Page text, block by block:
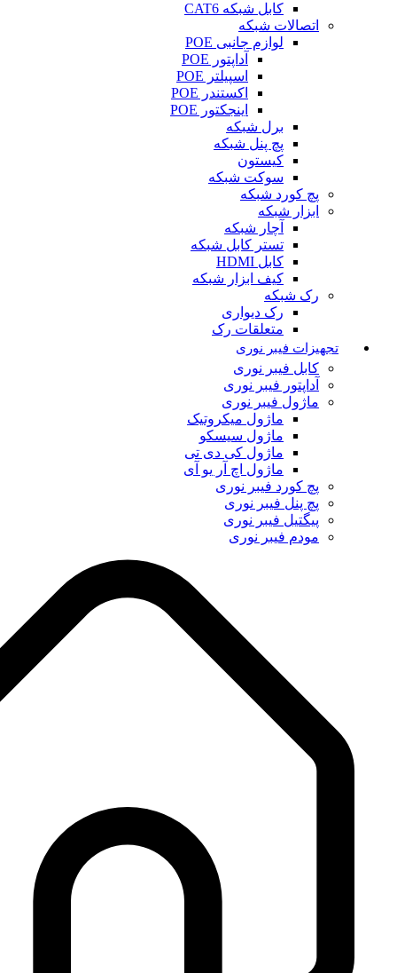
کابل شبکه CAT6
اتصالات شبکه
لوازم جانبی POE
آداپتور POE
اسپیلتر POE
اکستندر POE
اینجکتور POE
برل شبکه
پچ پنل شبکه
کیستون
سوکت شبکه
پچ کورد شبکه
ابزار شبکه
آچار شبکه
تستر کابل شبکه
کابل HDMI
کیف ابزار شبکه
رک شبکه
رک دیواری
متعلقات رک
تجهیزات فیبر نوری
کابل فیبر نوری
آداپتور فیبر نوری
ماژول فیبر نوری
ماژول میکروتیک
ماژول سیسکو
ماژول کی دی تی
ماژول اچ آر یو آی
پچ کورد فیبر نوری
پچ پنل فیبر نوری
پیگتیل فیبر نوری
مودم فیبر نوری